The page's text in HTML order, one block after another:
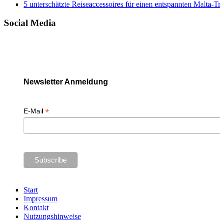
5 unterschätzte Reiseaccessoires für einen entspannten Malta-
Social Media
Newsletter Anmeldung
E-Mail *
Start
Impressum
Kontakt
Nutzungshinweise